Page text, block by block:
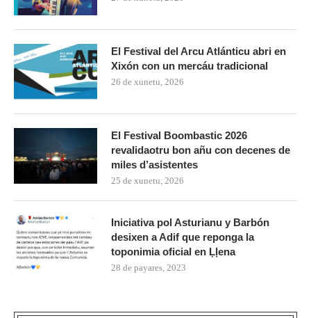
El Festival del Arcu Atlánticu abri en
Xixón con un mercáu tradicional
26 de xunetu, 2026
El Festival Boombastic 2026
revalidaotru bon añu con decenes de
miles d’asistentes
25 de xunetu, 2026
Iniciativa pol Asturianu y Barbón
desixen a Adif que reponga la
toponimia oficial en Ḷḷena
28 de payares, 2023